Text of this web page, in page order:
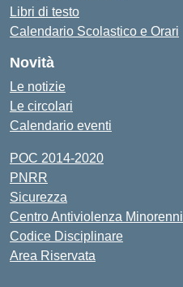
Libri di testo
Calendario Scolastico e Orari
Novità
Le notizie
Le circolari
Calendario eventi
POC 2014-2020
PNRR
Sicurezza
Centro Antiviolenza Minorenni
Codice Disciplinare
Area Riservata